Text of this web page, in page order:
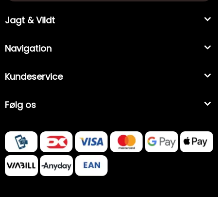
Jagt & Vildt
Navigation
Kundeservice
Følg os